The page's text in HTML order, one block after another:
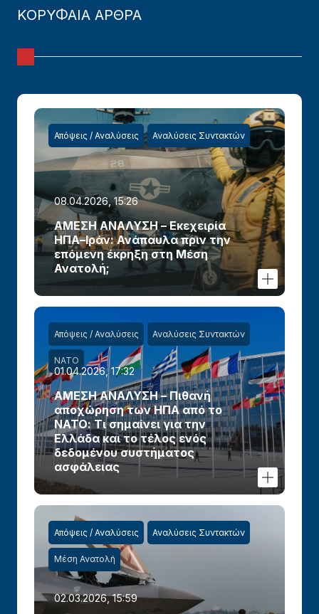
ΚΟΡΥΦΑΙΑ ΑΡΘΡΑ
Απόψεις / Αναλύσεις Αναλύσεις Συντακτών
08.04.2026, 15:26
ΑΜΕΣΗ ΑΝΑΛΥΣΗ – Εκεχειρία
ΗΠΑ–Ιράν: Ανάπαυλα πριν την
επόμενη έκρηξη στη Μέση
Ανατολή;
Απόψεις / Αναλύσεις Αναλύσεις Συντακτών
ΝΑΤΟ
01.04.2026, 17:32
ΑΜΕΣΗ ΑΝΑΛΥΣΗ – Πιθανή
αποχώρηση των ΗΠΑ από το
ΝΑΤΟ: Τι σημαίνει για την
Ελλάδα και το τέλος ενός
δεδομένου συστήματος
ασφάλειας
Απόψεις / Αναλύσεις Αναλύσεις Συντακτών
Μέση Ανατολή
02.03.2026, 15:59